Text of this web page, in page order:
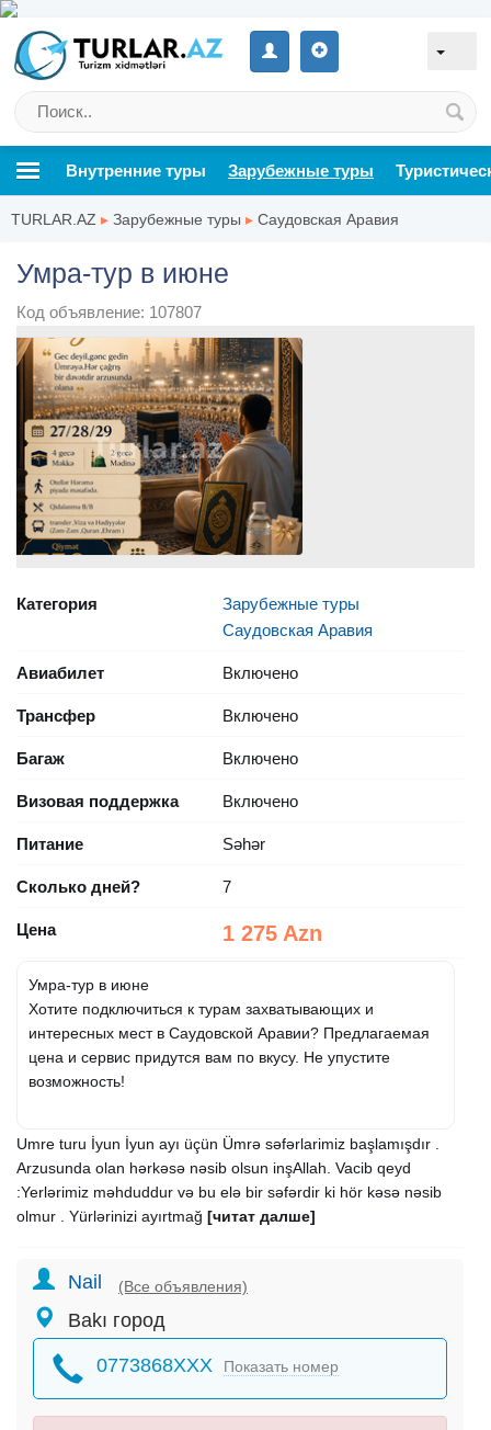
Внутренние туры Зарубежные туры
TURLAR.AZ ▸ Зарубежные туры ▸ Саудовская Аравия
Умра-тур в июне
Код объявление: 107807
Категория
Зарубежные туры
Саудовская Аравия
Авиабилет Включено
Трансфер Включено
Багаж Включено
Визовая поддержка Включено
Питание Səhər
Сколько дней? 7
Цена 1 275 Azn
Умра-тур в июне
Хотите подключиться к турам захватывающих и
интересных мест в Саудовской Аравии? Предлагаемая
цена и сервис придутся вам по вкусу. Не упустите
возможность!
Umre turu İyun İyun ayı üçün Ümrə səfərlarimiz başlamışdır .
Arzusunda olan hərkəsə nəsib olsun inşAllah. Vacib qeyd
:Yerlərimiz məhduddur və bu elə bir səfərdir ki hör kəsə nəsib
olmur . Yürlərinizi ayırtmağ [читат далше]
Nail (Все объявления)
Bakı город
0773868XXX Показать номер